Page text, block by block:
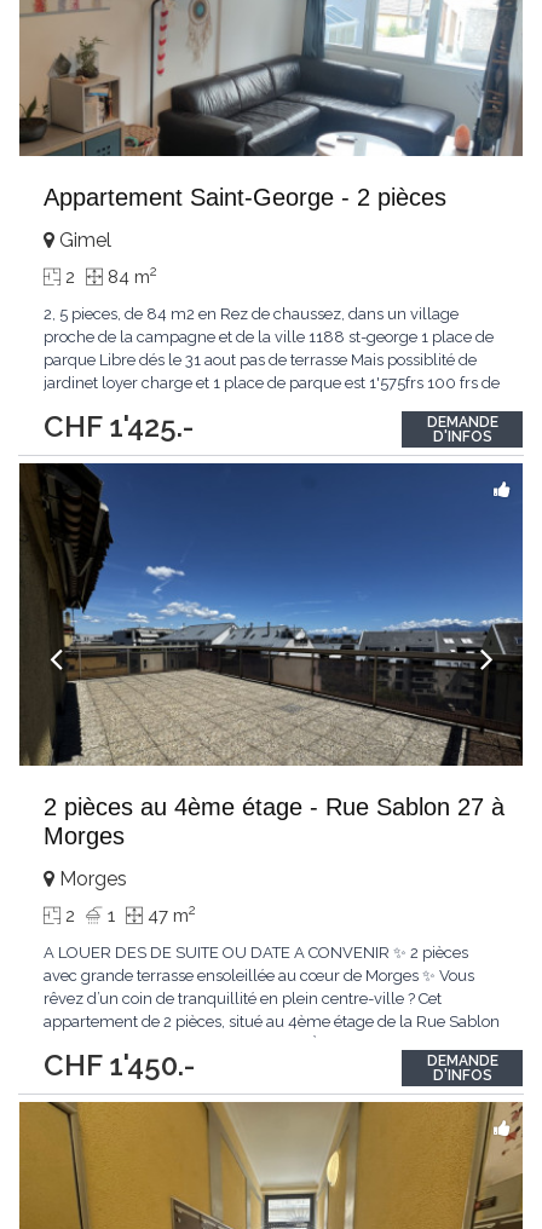
Appartement Saint-George - 2 pièces
CHF 1'425.-
Gimel
2 84 m2
2, 5 pieces, de 84 m2 en Rez de chaussez, dans un village
proche de la campagne et de la ville 1188 st-george 1 place de
parque Libre dés le 31 aout pas de terrasse Mais possiblité de
jardinet loyer charge et 1 place de parque est 1'575frs 100 frs de
DEMANDE
D'INFOS
2 pièces au 4ème étage - Rue Sablon 27 à
Morges
CHF 1'450.-
Morges
2 1 47 m2
A LOUER DES DE SUITE OU DATE A CONVENIR ✨ 2 pièces
avec grande terrasse ensoleillée au cœur de Morges ✨ Vous
rêvez d’un coin de tranquillité en plein centre-ville ? Cet
appartement de 2 pièces, situé au 4ème étage de la Rue Sablon
pied de la gare et entouré de toutes les commodités, vous
profiterez d’un...
DEMANDE
D'INFOS